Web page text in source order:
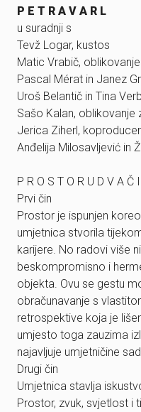
P E T R A V A R L
u suradnji s
Tevž Logar, kustos
Matic Vrabič,
Pascal Mérat in Janez
Uroš Belantič in Tina
Sašo Kalan, oblikovanje
Jerica Ziherl,
Anđelija Milosavljević in
P R O S T O R U D V A Č
Prvi čin
Prostor je ispunjen
umjetnica stvorila
karijere. No radovi više
beskompromisno i
objekta. Ovu se gestu
obračunavanje s
retrospektive koja je
umjesto toga zauzima
najavljuje umjetničine
Drugi čin
Umjetnica stavlja
Prostor, zvuk, svjetlost i